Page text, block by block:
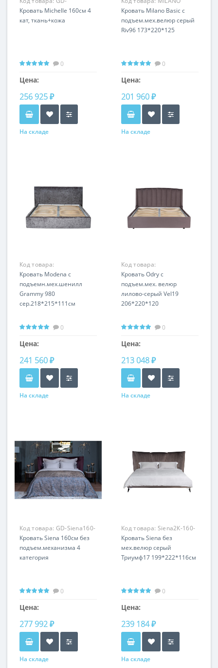
MICHELLE-160-4-TL
Кровать Michelle 160cм 4
кат, ткань+кожа
0
Цена:
256 925 ₽
На складе
BASIC2К-160M-Riv96
Кровать Milano Basic c
подъем.мех.велюр серый
Riv96 173*220*125
0
Цена:
201 960 ₽
На складе
Код товара:
MODENA3К-180М-
Gram980
Кровать Modena с
подъемн.мех.шенилл
Grammy 980
сер.218*215*111см
0
Цена:
241 560 ₽
На складе
Код товара:
ODRY1К-180M-
Vel19+Vel09
Кровать Odry c
подъем.мех. велюр
лилово-серый Vel19
206*220*120
0
Цена:
213 048 ₽
На складе
Код товара: GD-Siena160-
4К
Кровать Siena 160см без
подъем.механизма 4
категория
0
Цена:
277 992 ₽
На складе
Код товара: Siena2К-160-
Триум17
Кровать Siena без
мех.велюр серый
Триумф17 199*222*116см
0
Цена:
239 184 ₽
На складе